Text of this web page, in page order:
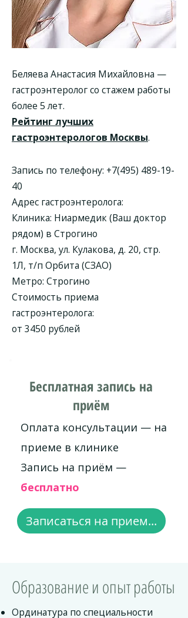
Беляева Анастасия Михайловна —
гастроэнтеролог со стажем работы
более 5 лет.
Рейтинг лучших
гастроэнтерологов Москвы.
Запись по телефону: +7(495) 489-19-
40
Адрес гастроэнтеролога:
Клиника: Ниармедик (Ваш доктор
рядом) в Строгино
г. Москва, ул. Кулакова, д. 20, стр.
1Л, т/п Орбита (СЗАО)
Метро: Строгино
Стоимость приема
гастроэнтеролога:
от 3450 рублей
Бесплатная запись на
приём
Оплата консультации — на
приеме в клинике
Запись на приём —
бесплатно
Записаться на прием...
Образование и опыт работы
Ординатура по специальности